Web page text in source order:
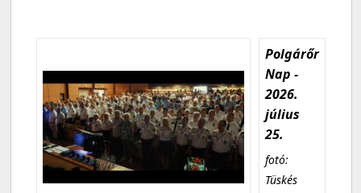
Polgárőr
Nap -
2026.
július
25.
fotó:
Tüskés